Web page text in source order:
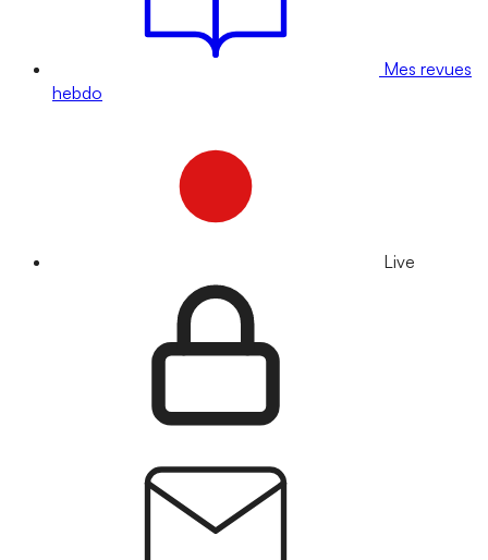
Mes revues
hebdo
Live